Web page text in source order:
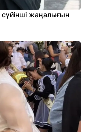
жаңалығын